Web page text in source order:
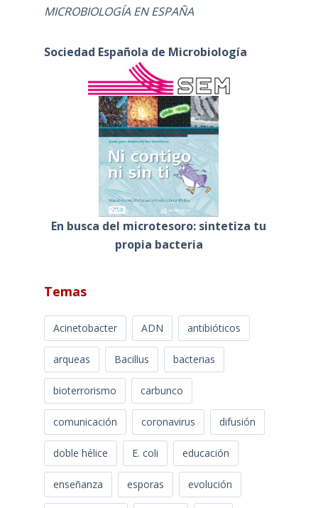
MICROBIOLOGÍA EN ESPAÑA
Sociedad Española de Microbiología
En busca del microtesoro: sintetiza tu
propia bacteria
Temas
Acinetobacter ADN antibióticos
arqueas Bacillus bacterias
bioterrorismo carbunco
comunicación coronavirus difusión
doble hélice E. coli educación
enseñanza esporas evolución